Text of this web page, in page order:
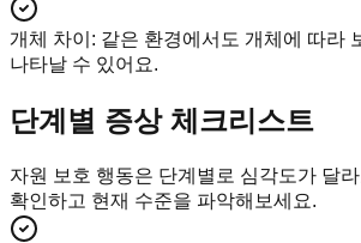
개체 차이 : 같은 환경에서도 개체에 따라
나타날 수 있어요.
단계별 증상 체크리스트
자원 보호 행동은 단계별로 심각도가 달
확인하고 현재 수준을 파악해보세요.